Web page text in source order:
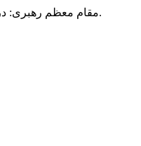
مقام معظم رهبری: در طول تاریخ، رنگ های گوناگون بر سیاست این کشور پهناور سایه افکند؛ اما رنگ ثابت مردم گیلان، رنگ ایمان بود.